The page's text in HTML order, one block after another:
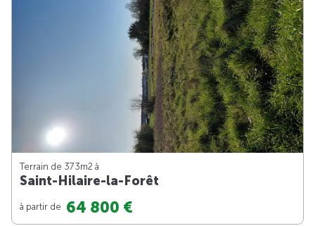
Terrain de 373m2 à
Saint-Hilaire-la-Forêt
à partir de 64 800 €